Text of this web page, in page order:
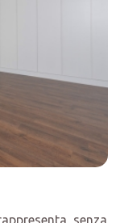
senza